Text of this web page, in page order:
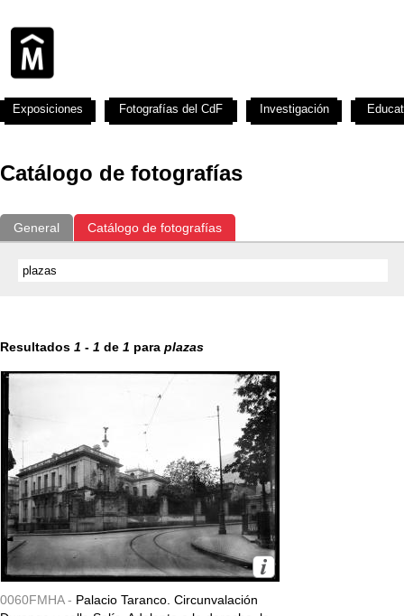
Catálogo de fotografías
General Catálogo de fotografías
Resultados 1 - 1 de 1 para plazas
0060FMHA - Palacio Taranco. Circunvalación
Exposiciones Fotografías del CdF Investigación